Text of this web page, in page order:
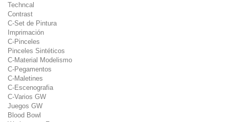
Techncal
Contrast
C-Set de Pintura
Imprimación
C-Pinceles
Pinceles Sintéticos
C-Material Modelismo
C-Pegamentos
C-Maletines
C-Escenografia
C-Varios GW
Juegos GW
Blood Bowl